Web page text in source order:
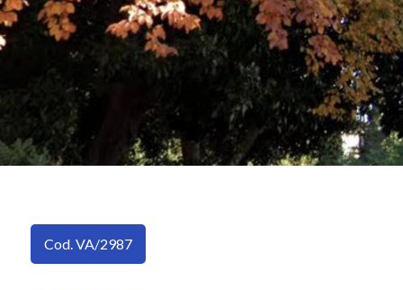
Cod. VA/2987
SERVIZI
IMMOBILI
REDDITO
Provincia
Comune
Tipologia